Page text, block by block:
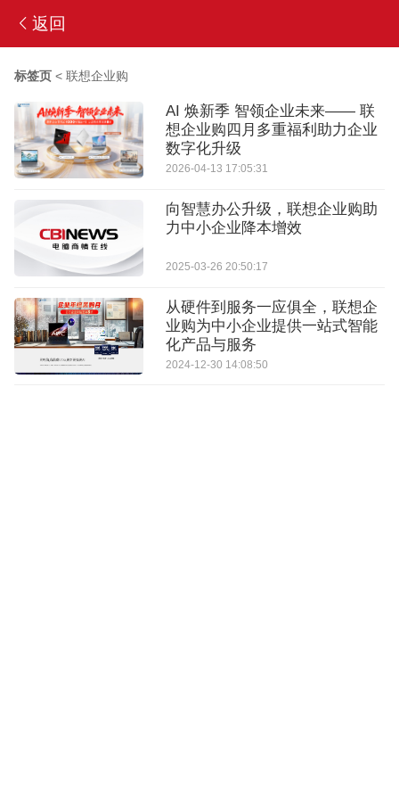
返回
标签页< 联想企业购
AI 焕新季 智领企业未来—— 联
想企业购四月多重福利助力企业
数字化升级
2026-04-13 17:05:31
向智慧办公升级，联想企业购助
力中小企业降本增效
2025-03-26 20:50:17
从硬件到服务一应俱全，联想企
业购为中小企业提供一站式智能
化产品与服务
2024-12-30 14:08:50